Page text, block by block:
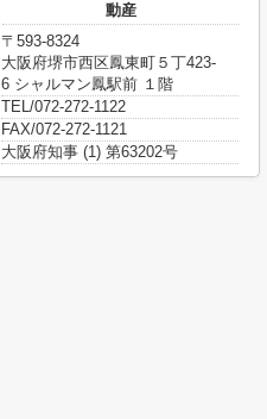
動産
〒593-8324
大阪府堺市西区鳳東町５丁423-
6 シャルマン鳳駅前 １階
TEL/072-272-1122
FAX/072-272-1121
大阪府知事 (1) 第63202号